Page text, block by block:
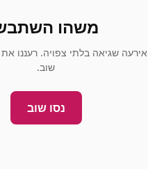
משהו
אירעה שגיאה בלתי צפויה. רעננו
שוב.
נסו שוב